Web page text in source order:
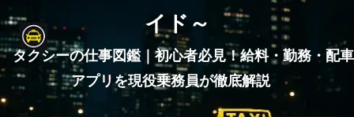
イド～
タクシーの仕事図鑑｜初心者必見！給料・勤務・配車
アプリを現役乗務員が徹底解説